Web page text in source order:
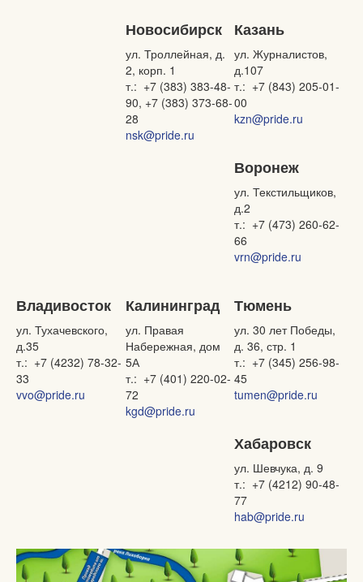
Новосибирск
ул. Троллейная, д.
2, корп. 1
т.: +7 (383) 383-48-
90, +7 (383) 373-68-
28
nsk@pride.ru
Казань
ул. Журналистов,
д.107
т.: +7 (843) 205-01-
00
kzn@pride.ru
Воронеж
ул. Текстильщиков,
д.2
т.: +7 (473) 260-62-
66
vrn@pride.ru
Владивосток
ул. Тухачевского,
д.35
т.: +7 (4232) 78-32-
33
vvo@pride.ru
Калининград
ул. Правая
Набережная, дом
5А
т.: +7 (401) 220-02-
72
kgd@pride.ru
Тюмень
ул. 30 лет Победы,
д. 36, стр. 1
т.: +7 (345) 256-98-
45
tumen@pride.ru
Хабаровск
ул. Шевчука, д. 9
т.: +7 (4212) 90-48-
77
hab@pride.ru